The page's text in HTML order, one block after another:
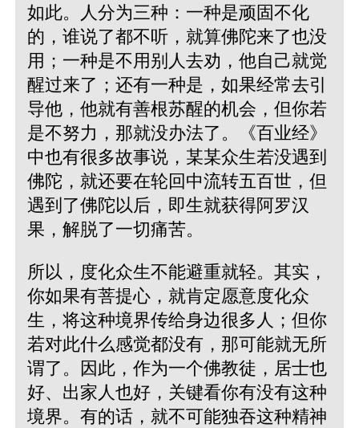
如此。人分为三种：一种是顽固不化
的，谁说了都不听，就算佛陀来了也没
用；一种是不用别人去劝，他自己就觉
醒过来了；还有一种是，如果经常去引
导他，他就有善根苏醒的机会，但你若
是不努力，那就没办法了。《百业经》
中也有很多故事说，某某众生若没遇到
佛陀，就还要在轮回中流转五百世，但
遇到了佛陀以后，即生就获得阿罗汉
果，解脱了一切痛苦。
所以，度化众生不能避重就轻。其实，
你如果有菩提心，就肯定愿意度化众
生，将这种境界传给身边很多人；但你
若对此什么感觉都没有，那可能就无所
谓了。因此，作为一个佛教徒，居士也
好、出家人也好，关键看你有没有这种
境界。有的话，就不可能独吞这种精神